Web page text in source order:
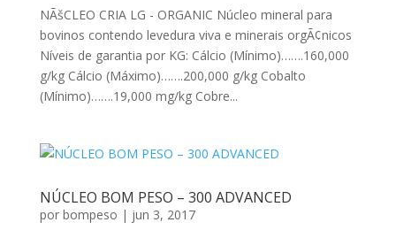
NÃšCLEO CRIA LG - ORGANIC Núcleo mineral para
bovinos contendo levedura viva e minerais orgÃ¢nicos
Níveis de garantia por KG: Cálcio (Mínimo)…….160,000
g/kg Cálcio (Máximo)…….200,000 g/kg Cobalto
(Mínimo)…….19,000 mg/kg Cobre...
NÚCLEO BOM PESO – 300 ADVANCED
por bompeso | jun 3, 2017